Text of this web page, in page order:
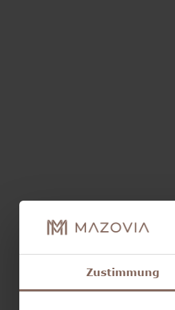
Zustimmung